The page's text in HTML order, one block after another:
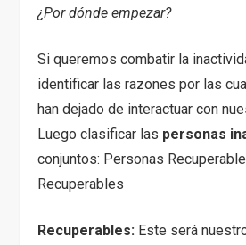
¿Por dónde empezar?
Si queremos combatir la
identificar las razones por las
han dejado de interactuar con
Luego clasificar las personas
conjuntos: Personas
Recuperables
Recuperables: Este será